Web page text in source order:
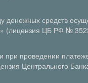
денежных средств
(лицензия ЦБ РФ №
при проведении
Центрального